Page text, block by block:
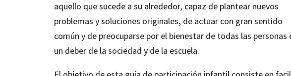
aquello que sucede a su alrededor, capaz de plantear nuevos
problemas y soluciones originales, de actuar con gran sentido
común y de preocuparse por el bienestar de todas las personas
un deber de la sociedad y de la escuela.